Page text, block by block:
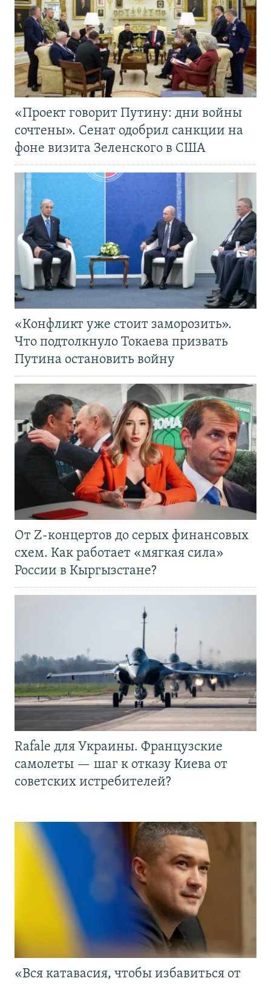
«Проект говорит Путину: дни войны
сочтены». Сенат одобрил санкции на
фоне визита Зеленского в США
«Конфликт уже стоит заморозить».
Что подтолкнуло Токаева призвать
Путина остановить войну
От Z-концертов до серых финансовых
схем. Как работает «мягкая сила»
России в Кыргызстане?
Rafale для Украины. Французские
самолеты — шаг к отказу Киева от
советских истребителей?
«Вся катавасия, чтобы избавиться от